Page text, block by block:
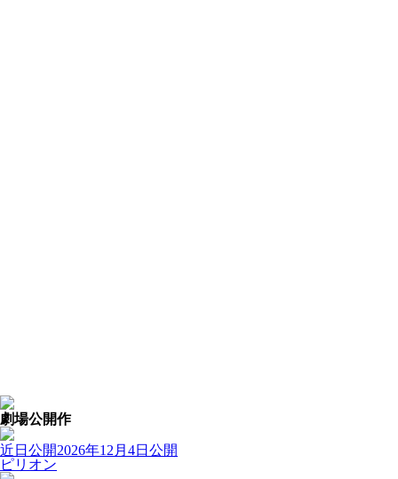
劇場公開作
近日公開2026年12月4日公開
ピリオン